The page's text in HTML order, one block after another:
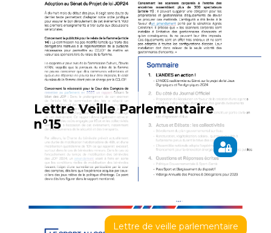
Lettre Veille Parlementaire
n°15
Lettre de veille parlementaire